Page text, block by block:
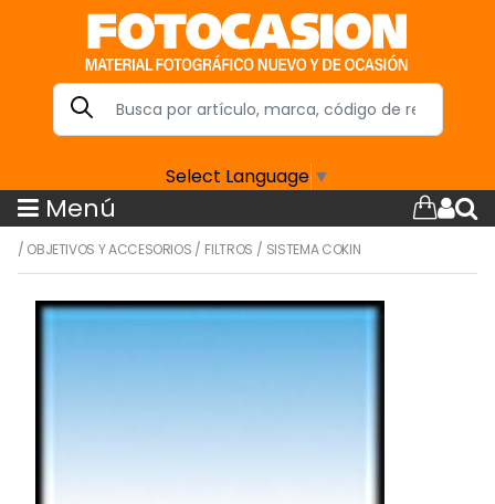
Select Language ▼
Menú
/ OBJETIVOS Y ACCESORIOS / FILTROS / SISTEMA COKIN